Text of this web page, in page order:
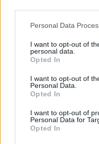
Personal Data
I want to opt-out of
personal data.
Opted In
I want to opt-out of
Personal Data.
Opted In
I want to opt-out of
Personal Data for
Opted In
ropień gruczołu bartholina
Reklama: